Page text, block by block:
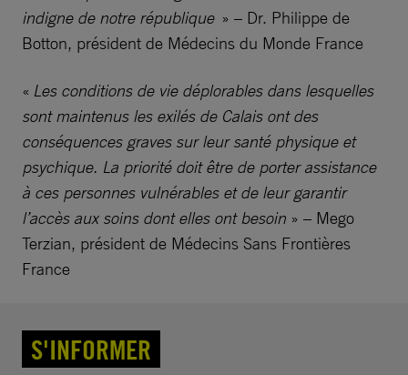
indigne de notre république » – Dr. Philippe de
Botton, président de Médecins du Monde France
« Les conditions de vie déplorables dans lesquelles
sont maintenus les exilés de Calais ont des
conséquences graves sur leur santé physique et
psychique. La priorité doit être de porter assistance
à ces personnes vulnérables et de leur garantir
l’accès aux soins dont elles ont besoin » – Mego
Terzian, président de Médecins Sans Frontières
France
S'INFORMER